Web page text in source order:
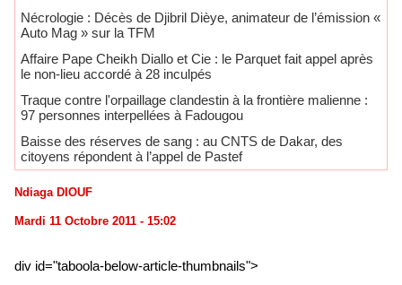
Nécrologie : Décès de Djibril Dièye, animateur de l’émission «
Auto Mag » sur la TFM
Affaire Pape Cheikh Diallo et Cie : le Parquet fait appel après
le non-lieu accordé à 28 inculpés
Traque contre l'orpaillage clandestin à la frontière malienne :
97 personnes interpellées à Fadougou
Baisse des réserves de sang : au CNTS de Dakar, des
citoyens répondent à l’appel de Pastef
Ndiaga DIOUF
Mardi 11 Octobre 2011 - 15:02
div id="taboola-below-article-thumbnails">